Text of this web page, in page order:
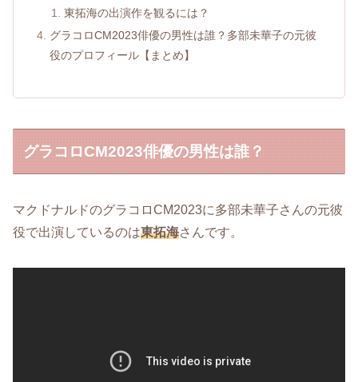
東拓海の出演作を観るには？
グラコロCM2023俳優の男性は誰？多部未華子の元彼
役のプロフィール【まとめ】
グラコロCM2023俳優の男性は誰？
マクドナルドのグラコロCM2023に多部未華子さんの元彼
役で出演しているのは東拓海さんです。